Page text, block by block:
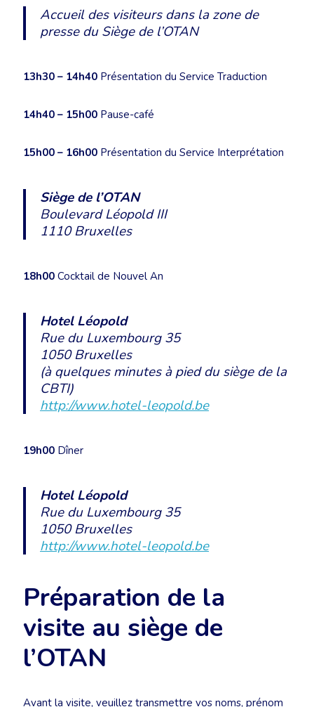
Accueil des visiteurs dans la zone de
presse du Siège de l’OTAN
13h30 – 14h40 Présentation du Service Traduction
14h40 – 15h00 Pause-café
15h00 – 16h00 Présentation du Service Interprétation
Siège de l’OTAN
Boulevard Léopold III
1110 Bruxelles
18h00 Cocktail de Nouvel An
Hotel Léopold
Rue du Luxembourg 35
1050 Bruxelles
(à quelques minutes à pied du siège de la
CBTI)
http://www.hotel-leopold.be
19h00 Dîner
Hotel Léopold
Rue du Luxembourg 35
1050 Bruxelles
http://www.hotel-leopold.be
Préparation de la
visite au siège de
l’OTAN
Avant la visite, veuillez transmettre vos noms, prénom